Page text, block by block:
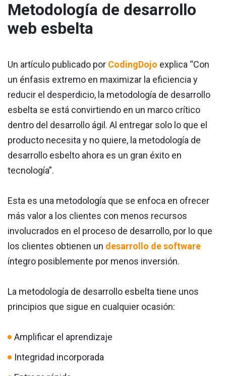
Metodología de desarrollo
web esbelta
Un artículo publicado por CodingDojo explica “Con
un énfasis extremo en maximizar la eficiencia y
reducir el desperdicio, la metodología de desarrollo
esbelta se está convirtiendo en un marco crítico
dentro del desarrollo ágil. Al entregar solo lo que el
producto necesita y no quiere, la metodología de
desarrollo esbelto ahora es un gran éxito en
tecnología”.
Esta es una metodología que se enfoca en ofrecer
más valor a los clientes con menos recursos
involucrados en el proceso de desarrollo, por lo que
los clientes obtienen un desarrollo de software
íntegro posiblemente por menos inversión.
La metodología de desarrollo esbelta tiene unos
principios que sigue en cualquier ocasión:
Amplificar el aprendizaje
Integridad incorporada